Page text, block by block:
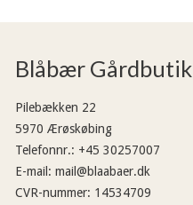
Blåbær Gårdbutik
Pilebækken 22
5970 Ærøskøbing
Telefonnr.: +45 30257007
E-mail: mail@blaabaer.dk
CVR-nummer: 14534709